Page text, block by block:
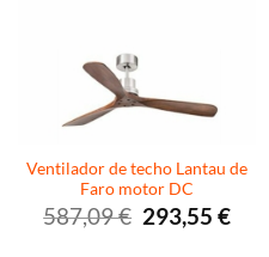
Ventilador de techo Lantau de
Faro motor DC
587,09€
El
precio
293,55 €El
precio